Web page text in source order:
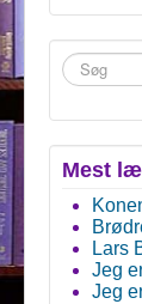
Søg
...
Mest
Lars
Jeg
Jeg